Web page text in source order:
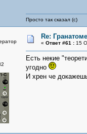
Просто так сказал (с)
Re:
« Ответ #61 :15
Есть некие
угодно
И хрен че